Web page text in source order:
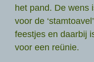
het pand. De
voor de
feestjes en daarbij
voor een reünie.